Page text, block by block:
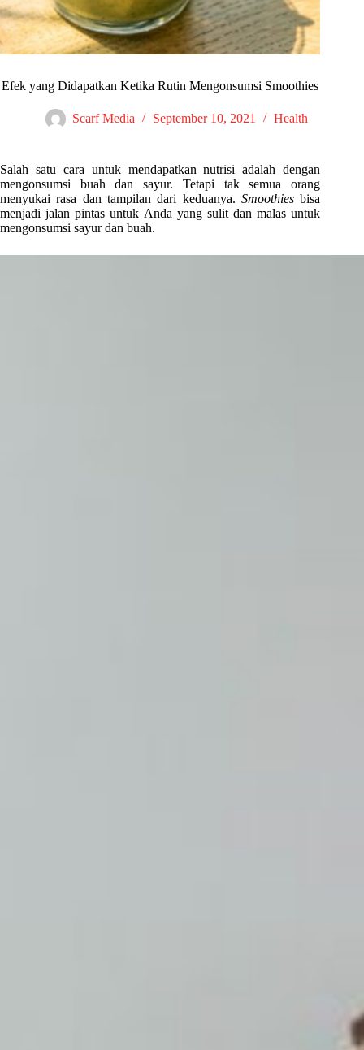
Efek yang Didapatkan Ketika Rutin Mengonsumsi Smoothies
Scarf Media September 10, 2021 Health
Salah satu cara untuk mendapatkan nutrisi adalah dengan
mengonsumsi buah dan sayur. Tetapi tak semua orang
menyukai rasa dan tampilan dari keduanya. Smoothiesbisa
menjadi jalan pintas untuk Anda yang sulit dan malas untuk
mengonsumsi sayur dan buah.